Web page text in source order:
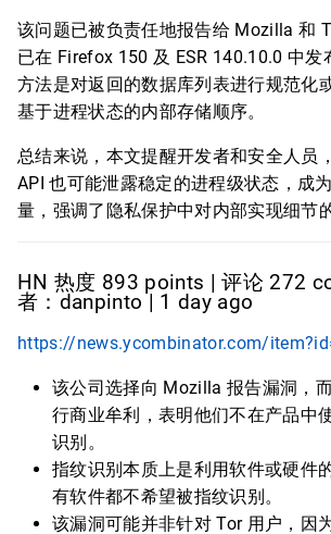
该问题已被负责任地报告给 Mozilla 和
已在 Firefox 150 及 ESR 140.10.0 中发
方法是对返回的数据库列表进行规范化
基于进程状态的内部存储顺序。
总结来说，本文提醒开发者和安全人员
API 也可能泄露稳定的进程级状态，成
量，强调了隐私保护中对内部实现细节
HN 热度 893 points | 评论 272
者：danpinto | 1 day ago
https://news.ycombinator.com/
该公司选择向 Mozilla 报告漏洞，
行商业牟利，表明他们不在产品中
识别。
指纹识别本质上是利用软件或硬件
有软件都不希望被指纹识别。
该漏洞可能并非针对 Tor 用户，因